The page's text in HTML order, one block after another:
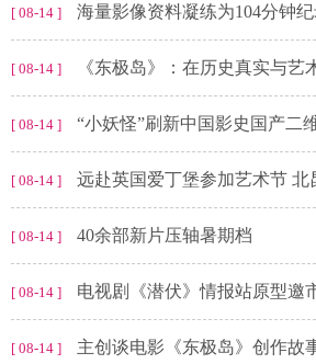
[ 08-14 ] 海量影像资料凝练为104分钟纪录电影 《山河
[ 08-14 ] 《东极岛》：在历史真实与艺
[ 08-14 ] “小妖怪”刷新中国影史国产二
[ 08-14 ] 远赴英国爱丁堡参加艺术节 北昆
[ 08-14 ] 40余部新片压轴暑期档
[ 08-14 ] 电视剧《潜伏》情报站原型邀
[ 08-14 ] 主创谈电影《东极岛》创作故